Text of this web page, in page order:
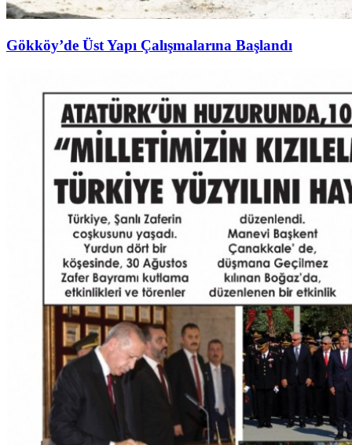
Gökköy’de Üst Yapı Çalışmalarına Başlandı